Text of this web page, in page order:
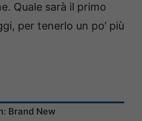
Quale sarà il primo
per tenerlo un po’ più
Brand New